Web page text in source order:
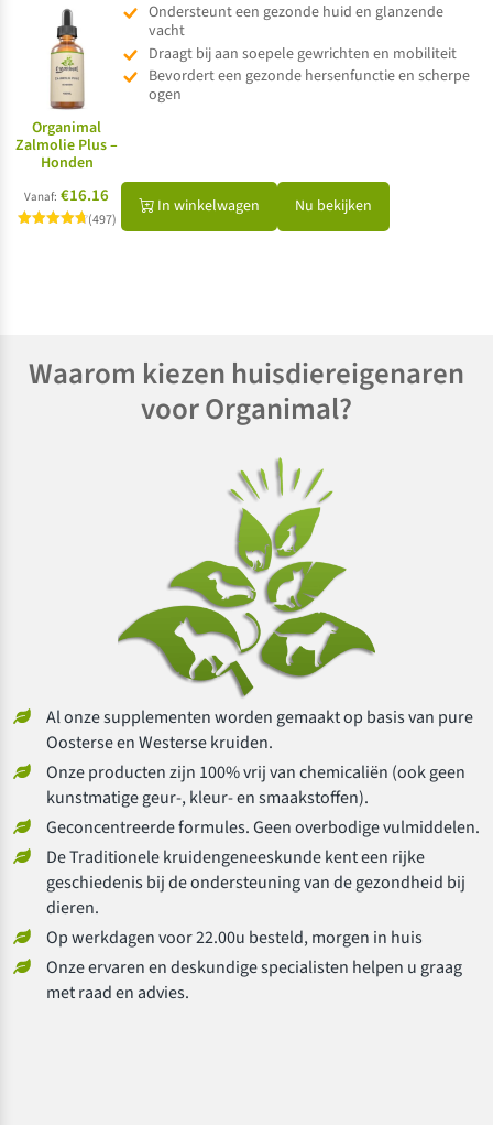
Organimal
Zalmolie Plus –
Honden
Vanaf: €16.16
(497)
Ondersteunt een gezonde huid en glanzende
vacht
Draagt bij aan soepele gewrichten en mobiliteit
Bevordert een gezonde hersenfunctie en scherpe
ogen
In winkelwagen Nu bekijken
Waarom kiezen huisdiereigenaren
voor Organimal?
Al onze supplementen worden gemaakt op basis van pure
Oosterse en Westerse kruiden.
Onze producten zijn 100% vrij van chemicaliën (ook geen
kunstmatige geur-, kleur- en smaakstoffen).
Geconcentreerde formules. Geen overbodige vulmiddelen.
De Traditionele kruidengeneeskunde kent een rijke
geschiedenis bij de ondersteuning van de gezondheid bij
dieren.
Op werkdagen voor 22.00u besteld, morgen in huis
Onze ervaren en deskundige specialisten helpen u graag
met raad en advies.